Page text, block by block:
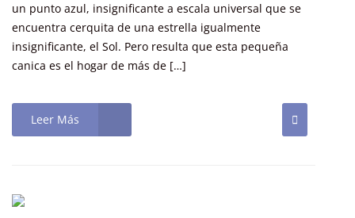
un punto azul, insignificante a escala universal que se
encuentra cerquita de una estrella igualmente
insignificante, el Sol. Pero resulta que esta pequeña
canica es el hogar de más de […]
Leer Más